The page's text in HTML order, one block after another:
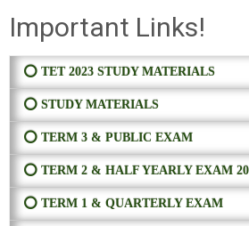
Important Links!
⭕ TET 2023 STUDY MATERIALS
⭕ STUDY MATERIALS
⭕ TERM 3 & PUBLIC EXAM
⭕ TERM 2 & HALF YEARLY EXAM
⭕ TERM 1 & QUARTERLY EXAM